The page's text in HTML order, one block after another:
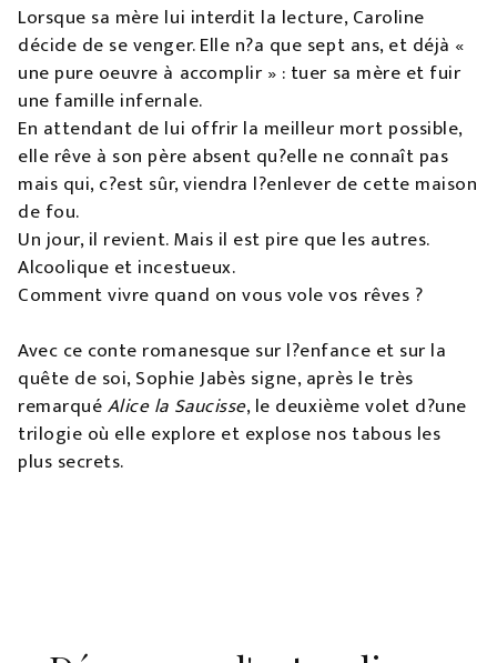
Lorsque sa mère lui interdit la lecture, Caroline
décide de se venger. Elle n?a que sept ans, et déjà «
une pure oeuvre à accomplir » : tuer sa mère et fuir
une famille infernale.
En attendant de lui offrir la meilleur mort possible,
elle rêve à son père absent qu?elle ne connaît pas
mais qui, c?est sûr, viendra l?enlever de cette maison
de fou.
Un jour, il revient. Mais il est pire que les autres.
Alcoolique et incestueux.
Comment vivre quand on vous vole vos rêves ?
Avec ce conte romanesque sur l?enfance et sur la
quête de soi, Sophie Jabès signe, après le très
remarquéAlice la Saucisse, le deuxième volet d?une
trilogie où elle explore et explose nos tabous les
plus secrets.